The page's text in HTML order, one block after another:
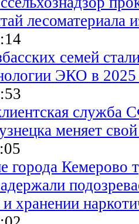
лесоматериала
семей
ЭКО в 2025
служба
меняет
города Кемерово
хранении